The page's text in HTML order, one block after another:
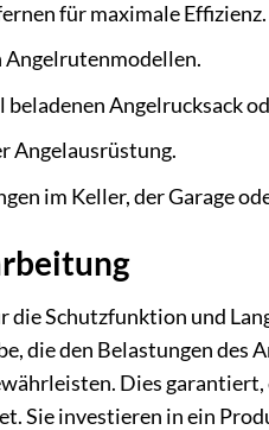
für maximale Effizienz.
Angelrutenmodellen.
Angelrucksack
Angelausrüstung.
im Keller, der Garage
Schutzfunktion und
die den Belastungen
Dies
Sie investieren in ein